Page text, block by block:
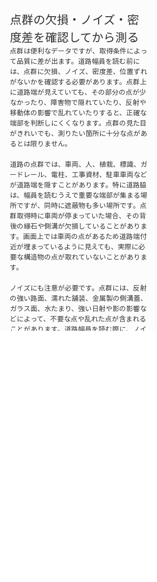
点群の欠損・ノイズ・密
度差を確認してから測る
点群は便利なデータですが、取得条件によっ
て品質に差が出ます。道路幅員を読む前に
は、点群に欠損、ノイズ、密度差、位置ずれ
がないかを確認する必要があります。点群上
に道路端が見えていても、その部分の点が少
なかったり、障害物で隠れていたり、反射や
移動体の影響で乱れていたりすると、正確な
端部を判断しにくくなります。点群の見た目
がきれいでも、測りたい箇所に十分な点があ
るとは限りません。
道路の点群では、車両、人、植栽、標識、ガ
ードレール、電柱、工事資材、駐車車両など
が道路端を隠すことがあります。特に道路脇
は、幅員を読むうえで重要な端部が集まる場
所ですが、同時に遮蔽物も多い場所です。点
群取得時に車両が停まっていた場合、その背
後の縁石や側溝が欠損していることがありま
す。画面上では車両の点があるため道路端付
近が埋まっているように見えても、実際に必
要な構造物の点が取れていないことがありま
す。
ノイズにも注意が必要です。点群には、反射
の強い路面、濡れた舗装、金属製の側溝蓋、
ガラス面、水たまり、強い日射や影の影響な
どによって、不要な点や乱れた点が含まれる
ことがあります。道路幅員を読む際に、ノイ